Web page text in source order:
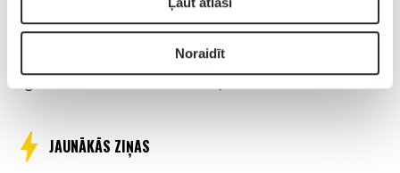
Noraidīt
Pievienot komentāru
JAUNĀKĀS ZIŅAS